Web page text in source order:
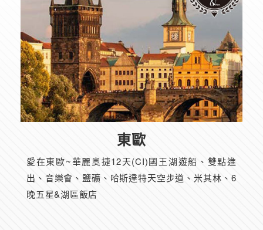
東歐
愛在東歐~華麗奧捷12天(CI)國王湖遊船、雙點進
出、音樂會、鹽礦、哈斯達特天空步道、米其林、6
晚五星&湖區飯店